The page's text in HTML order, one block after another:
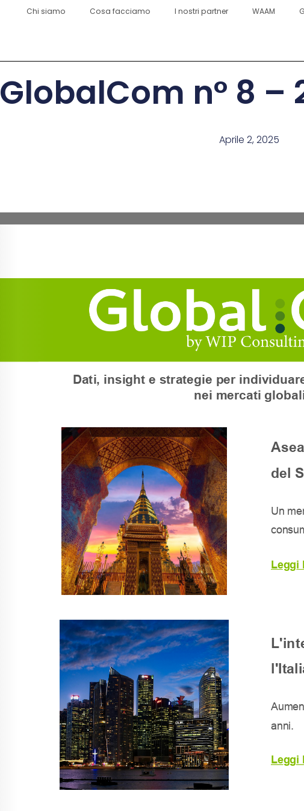
Chi siamo Cosa facciamo I nostri partner WAAM
GlobalCom n° 8 –
Aprile 2, 2025